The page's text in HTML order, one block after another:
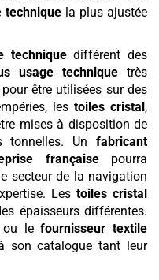
technique la plus ajustée
techniquedifférent des
usage technique très
être utilisées sur des
les toiles cristal ,
mises à disposition de
tonnelles. Un fabricant
françaisepourra
secteur de la navigation
Les toiles cristal
épaisseurs différentes.
ou lefournisseur textile
son catalogue tant leur